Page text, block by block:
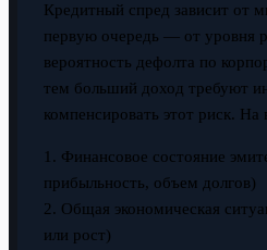
Кредитный спред зависит от
первую очередь — от уровня
вероятность дефолта по
тем больший доход требуют
компенсировать этот риск.
1. Финансовое состояние
прибыльность, объем долгов)
2. Общая экономическая
или рост)